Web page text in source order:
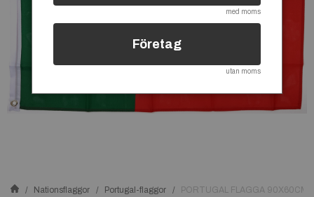
Nationsflaggor Portugal-flaggor PORTUGAL FLAGGA 90X60CM
med moms
Företag
utan moms